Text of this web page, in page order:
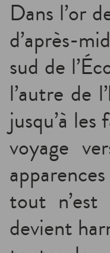
Dans l’or
d’après-
sud de
l’autre de
jusqu’à
voyage
tout n’est
devient